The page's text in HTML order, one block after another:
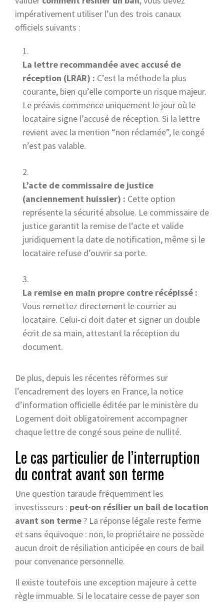
impérativement utiliser l’un des trois canaux
officiels suivants :
La lettre recommandée avec accusé de
réception (LRAR) : C’est la méthode la plus
courante, bien qu’elle comporte un risque majeur.
Le préavis commence uniquement le jour où le
locataire signe l’accusé de réception. Si la lettre
revient avec la mention “non réclamée”, le congé
n’est pas valable.
L’acte de commissaire de justice
(anciennement huissier) : Cette option
représente la sécurité absolue. Le commissaire de
justice garantit la remise de l’acte et valide
juridiquement la date de notification, même si le
locataire refuse d’ouvrir sa porte.
La remise en main propre contre récépissé :
Vous remettez directement le courrier au
locataire. Celui-ci doit dater et signer un double
écrit de sa main, attestant la réception du
document.
De plus, depuis les récentes réformes sur
l’encadrement des loyers en France, la notice
d’information officielle éditée par le ministère du
Logement doit obligatoirement accompagner
chaque lettre de congé sous peine de nullité.
Le cas particulier de l’interruption
du contrat avant son terme
Une question taraude fréquemment les
investisseurs : peut-on résilier un bail de location
avant son terme? La réponse légale reste ferme
et sans équivoque : non, le propriétaire ne possède
aucun droit de résiliation anticipée en cours de bail
pour convenance personnelle.
Il existe toutefois une exception majeure à cette
règle immuable. Si le locataire cesse de payer son